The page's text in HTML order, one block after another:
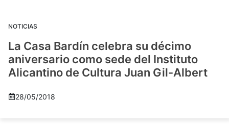
NOTICIAS
La Casa Bardín celebra su décimo
aniversario como sede del Instituto
Alicantino de Cultura Juan Gil-Albert
28/05/2018